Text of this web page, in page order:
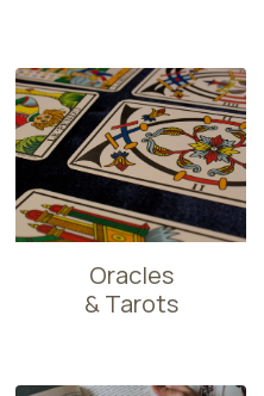
Oracles
& Tarots